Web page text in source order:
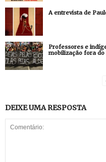
A entrevista de
Professores e
mobilização fora
DEIXE UMA RESPOSTA